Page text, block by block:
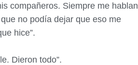
compañeros. Siempre me hablan
no podía dejar que eso me
hice”.
Dieron todo”.